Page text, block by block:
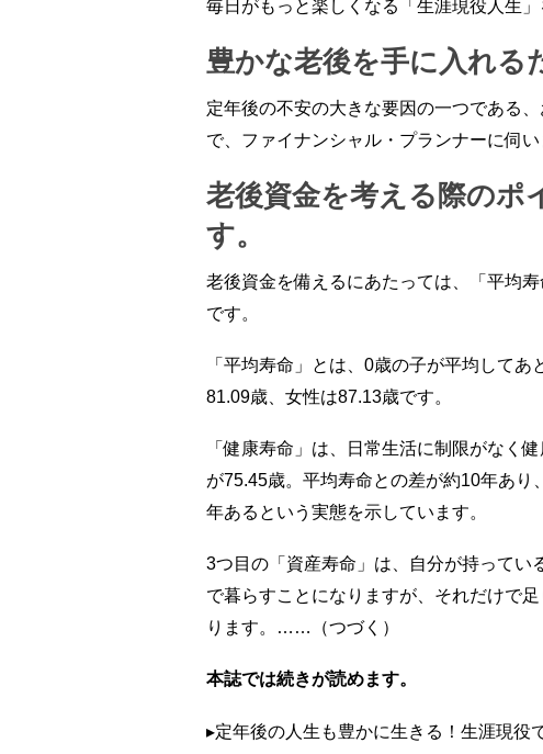
毎日がもっと楽しくなる「生涯現役人生
豊かな老後を手に入れる
定年後の不安の大きな要因の一つである
で、ファイナンシャル・プランナーに伺い
老後資金を考える際のポ
す。
老後資金を備えるにあたっては、「平均
です。
「平均寿命」とは、0歳の子が平均して
81.09歳、女性は87.13歳です。
「健康寿命」は、日常生活に制限がなく
が75.45歳。平均寿命との差が約10年あ
年あるという実態を示しています。
3つ目の「資産寿命」は、自分が持ってい
で暮らすことになりますが、それだけで
ります。……（つづく）
本誌では続きが読めます。
▸定年後の人生も豊かに生きる！生涯現役